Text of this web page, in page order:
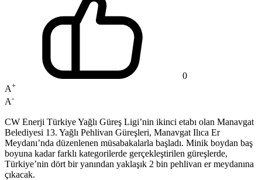
0
A+
A-
CW Enerji Türkiye Yağlı Güreş Ligi’nin ikinci etabı olan Manavgat
Belediyesi 13. Yağlı Pehlivan Güreşleri, Manavgat Ilıca Er
Meydanı’nda düzenlenen müsabakalarla başladı. Minik boydan baş
boyuna kadar farklı kategorilerde gerçekleştirilen güreşlerde,
Türkiye’nin dört bir yanından yaklaşık 2 bin pehlivan er meydanına
çıkacak.